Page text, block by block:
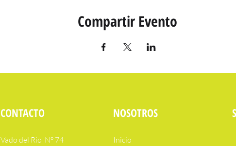
Compartir Evento
CONTACTO
Vado del Rio N° 74
NOSOTROS
Inicio